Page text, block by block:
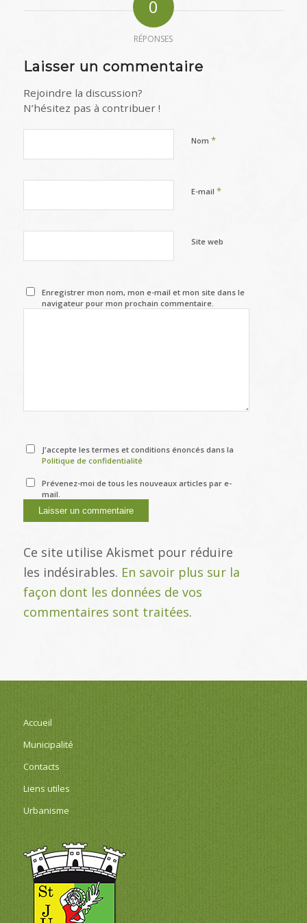
0
RÉPONSES
Laisser un commentaire
Rejoindre la discussion?
N’hésitez pas à contribuer !
Nom *
E-mail *
Site web
Enregistrer mon nom, mon e-mail et mon site dans le
navigateur pour mon prochain commentaire.
J'accepte les termes et conditions énoncés dans la
Politique de confidentialité
Prévenez-moi de tous les nouveaux articles par e-
mail.
Ce site utilise Akismet pour réduire
les indésirables. En savoir plus sur la
façon dont les données de vos
commentaires sont traitées.
Accueil
Municipalité
Contacts
Liens utiles
Urbanisme